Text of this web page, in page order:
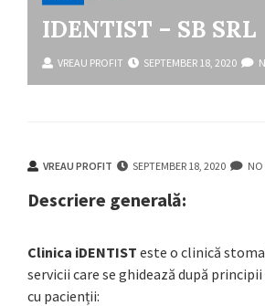
IDENTIST – SB SRL
VREAU PROFIT SEPTEMBER 18, 2020
VREAU PROFIT SEPTEMBER 18, 2020 NO
Descriere generală:
Clinica iDENTIST este o clinică
servicii care se ghidează după
cu pacienții: